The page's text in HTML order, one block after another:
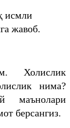
исмли
жавоб.
Холислик
нима?
маънолари
берсангиз.